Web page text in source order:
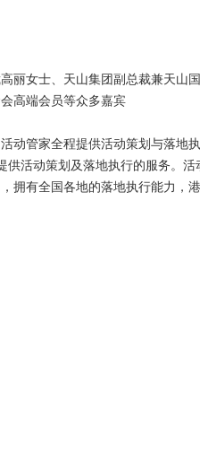
丽女士、天山集团副总裁兼天山
高端会员等众多嘉宾
动管家全程提供活动策划与落地
活动策划及落地执行的服务。
拥有全国各地的落地执行能力，